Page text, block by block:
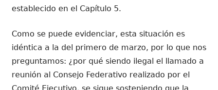
establecido en el Capítulo 5.
Como se puede evidenciar, esta situación es
idéntica a la del primero de marzo, por lo que nos
preguntamos: ¿por qué siendo ilegal el llamado a
reunión al Consejo Federativo realizado por el